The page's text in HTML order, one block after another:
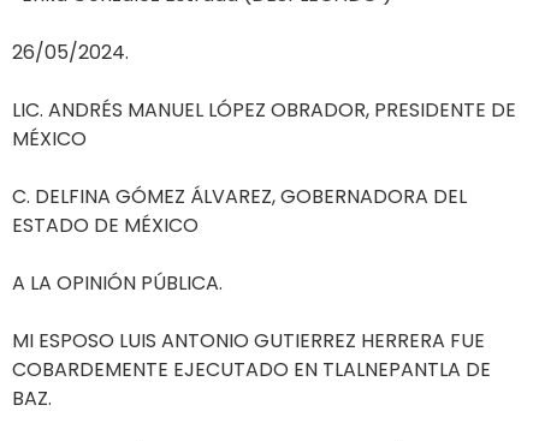
26/05/2024.
LIC. ANDRÉS MANUEL LÓPEZ OBRADOR, PRESIDENTE DE
MÉXICO
C. DELFINA GÓMEZ ÁLVAREZ, GOBERNADORA DEL
ESTADO DE MÉXICO
A LA OPINIÓN PÚBLICA.
MI ESPOSO LUIS ANTONIO GUTIERREZ HERRERA FUE
COBARDEMENTE EJECUTADO EN TLALNEPANTLA DE
BAZ.